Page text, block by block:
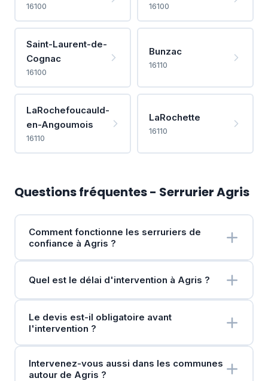
16100 16100
Saint-Laurent-de-
Cognac
16100
Bunzac
16110
LaRochefoucauld-
en-Angoumois
16110
LaRochette
16110
Questions fréquentes - Serrurier Agris
Comment fonctionne les serruriers de
confiance à Agris ?
Quel est le délai d'intervention à Agris ?
Le devis est-il obligatoire avant
l'intervention ?
Intervenez-vous aussi dans les communes
autour de Agris ?